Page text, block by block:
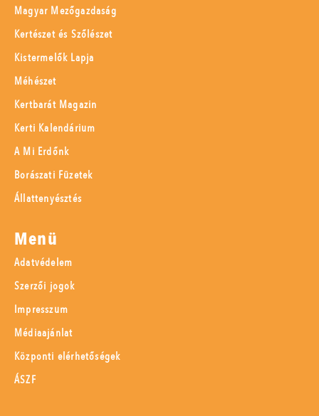
Magyar Mezőgazdaság
Kertészet és Szőlészet
Kistermelők Lapja
Méhészet
Kertbarát Magazin
Kerti Kalendárium
A Mi Erdőnk
Borászati Füzetek
Állattenyésztés
Menü
Adatvédelem
Szerzői jogok
Impresszum
Médiaajánlat
Központi elérhetőségek
ÁSZF